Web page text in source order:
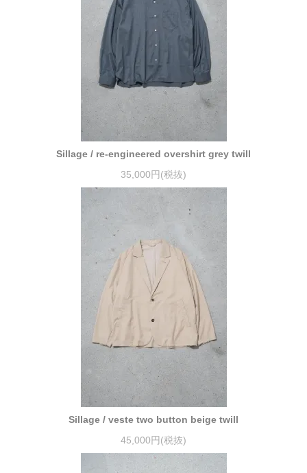
Sillage / re-engineered overshirt grey twill
35,000円(税抜)
Sillage / veste two button beige twill
45,000円(税抜)